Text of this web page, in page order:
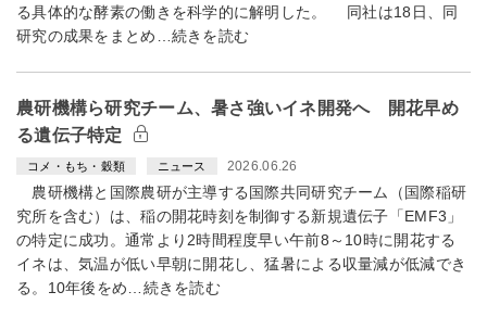
る具体的な酵素の働きを科学的に解明した。 同社は18日、同
研究の成果をまとめ…続きを読む
農研機構ら研究チーム、暑さ強いイネ開発へ 開花早め
る遺伝子特定
コメ・もち・穀類 ニュース 2026.06.26
農研機構と国際農研が主導する国際共同研究チーム（国際稲研
究所を含む）は、稲の開花時刻を制御する新規遺伝子「EMF3」
の特定に成功。通常より2時間程度早い午前8～10時に開花する
イネは、気温が低い早朝に開花し、猛暑による収量減が低減でき
る。10年後をめ…続きを読む